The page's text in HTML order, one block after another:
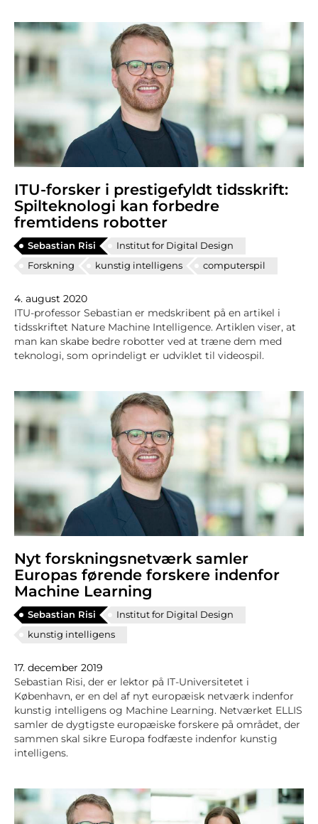
ITU-forsker i prestigefyldt tidsskrift:
Spilteknologi kan forbedre
fremtidens robotter
Sebastian Risi
Institut for Digital Design
Forskning
kunstig intelligens computerspil
4. august 2020
ITU-professor Sebastian er medskribent på en artikel i
tidsskriftet Nature Machine Intelligence. Artiklen viser, at
man kan skabe bedre robotter ved at træne dem med
teknologi, som oprindeligt er udviklet til videospil.
Nyt forskningsnetværk samler
Europas førende forskere indenfor
Machine Learning
Sebastian Risi
Institut for Digital Design
kunstig intelligens
17. december 2019
Sebastian Risi, der er lektor på IT-Universitetet i
København, er en del af nyt europæisk netværk indenfor
kunstig intelligens og Machine Learning. Netværket ELLIS
samler de dygtigste europæiske forskere på området, der
sammen skal sikre Europa fodfæste indenfor kunstig
intelligens.